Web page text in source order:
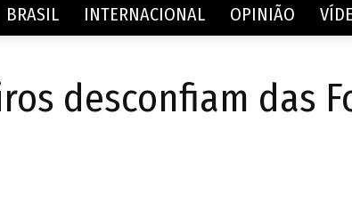
de
BRASIL INTERNACIONAL OPINIÃO
desconfiam das